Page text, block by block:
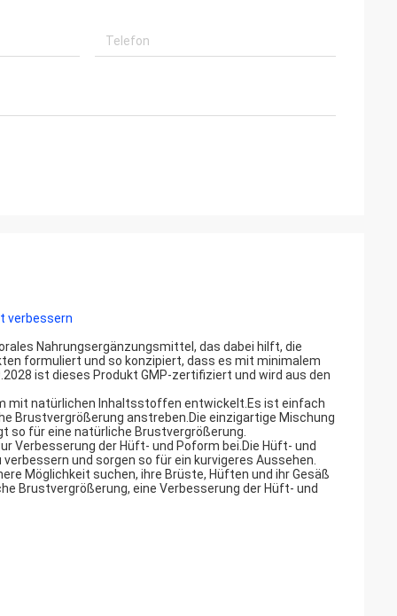
verbessern
Nahrungsergänzungsmittel, das dabei hilft, die
formuliert und so konzipiert, dass es mit minimalem
ist dieses Produkt GMP-zertifiziert und wird aus den
mit natürlichen Inhaltsstoffen entwickelt.Es ist einfach
Brustvergrößerung anstreben.Die einzigartige Mischung
so für eine natürliche Brustvergrößerung.
Verbesserung der Hüft- und Poform bei.Die Hüft- und
und sorgen so für ein kurvigeres Aussehen.
Möglichkeit suchen, ihre Brüste, Hüften und ihr Gesäß
Brustvergrößerung, eine Verbesserung der Hüft- und